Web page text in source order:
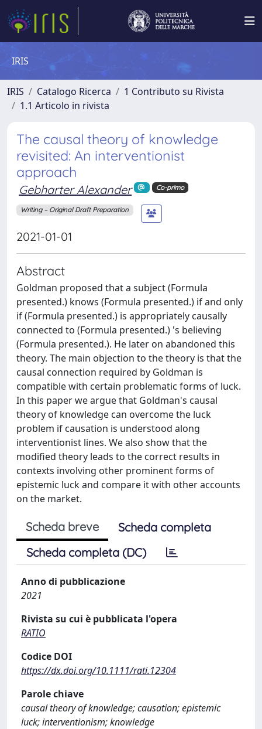
IRIS
IRIS Catalogo Ricerca
1 Contributo su Rivista
1.1 Articolo in rivista
The causal theory of knowledge
revisited: An interventionist
approach
Gebharter Alexander Co-primo
Writing – Original Draft Preparation
2021-01-01
Abstract
Goldman proposed that a subject (Formula
presented.) knows (Formula presented.) if and only
if (Formula presented.) is appropriately causally
connected to (Formula presented.) 's believing
(Formula presented.). He later on abandoned this
theory. The main objection to the theory is that the
causal connection required by Goldman is
compatible with certain problematic forms of luck.
In this paper we argue that Goldman's causal
theory of knowledge can overcome the luck
problem if causation is understood along
interventionist lines. We also show that the
modified theory leads to the correct results in
contexts involving other prominent forms of
epistemic luck and compare it with other accounts
on the market.
Scheda breve
Scheda completa
Scheda completa (DC)
Anno di pubblicazione
2021
Rivista su cui è pubblicata l'opera
RATIO
Codice DOI
https://dx.doi.org/10.1111/rati.12304
Parole chiave
causal theory of knowledge; causation; epistemic
luck; interventionism; knowledge